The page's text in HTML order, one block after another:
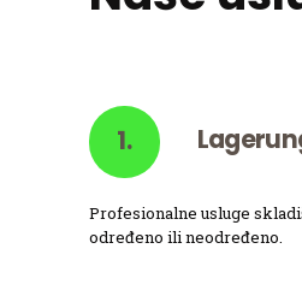
1.
Profesionalne usluge
određeno ili neodređeno.